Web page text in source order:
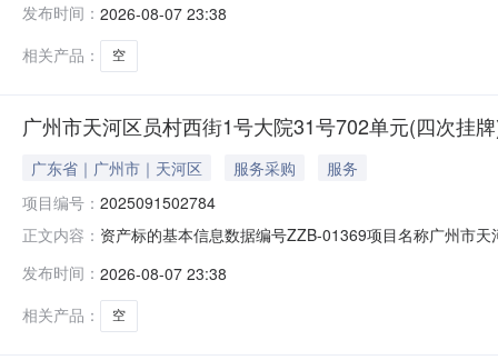
方现场踏勘自行判定是否网上报名是一、简况基本情况
发布时间： 2026-08-07 23:38
相关产品：
空
广州市天河区员村西街1号大院31号702单元(四次挂
广东省｜广州市｜天河区 服务采购
服务
项目编号： 2025091502784
正文内容： 资产标的基本信息数据编号ZZB-01369项目名称广州市
状转让，意向受让方现场踏勘自行判定是否网上报名是
发布时间： 2026-08-07 23:38
相关产品：
空